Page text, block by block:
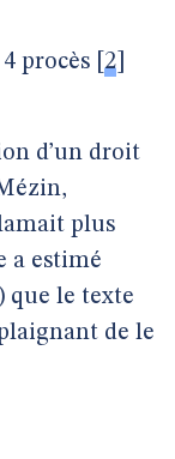
procès 2
d’un droit
plus
a estimé
que le texte
de le